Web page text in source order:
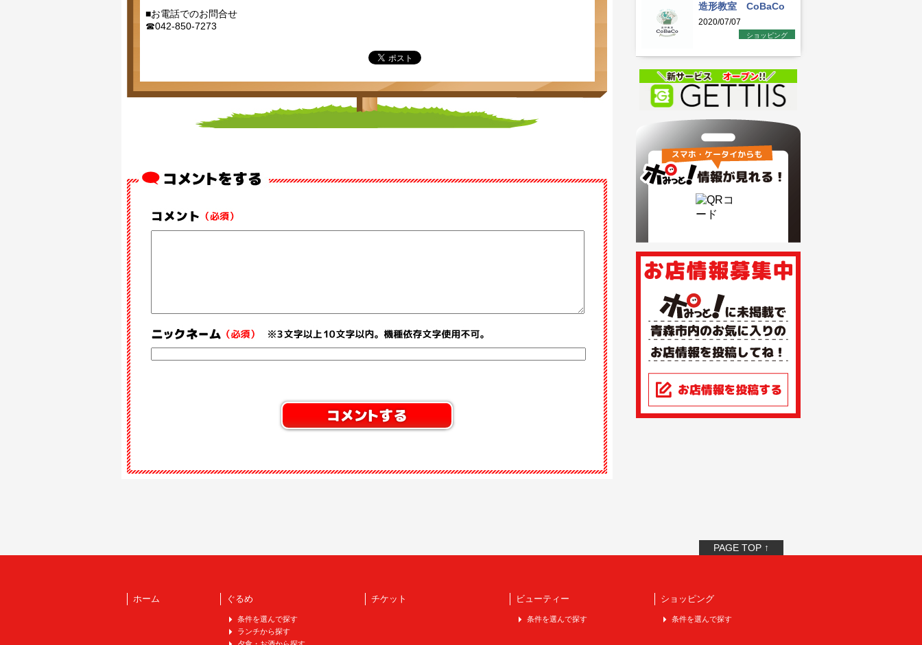
■お電話でのお問合せ
☎︎042-850-7273
造形教室 CoBaCo
2020/07/07
ショッピング
PAGE TOP ↑
ホーム ぐるめ
条件を選んで探す
ランチから探す
チケット ビューティー
条件を選んで探す
ショッピング
条件を選んで探す